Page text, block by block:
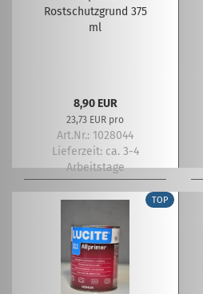
Rostschutzgrund 375
ml
8,90 EUR
23,73 EUR pro
Art.Nr.: 1028044
Lieferzeit: ca. 3-4
Arbeitstage
TOP